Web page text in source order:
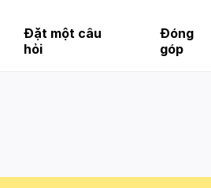
Đặt một câu
hỏi
Đóng
góp